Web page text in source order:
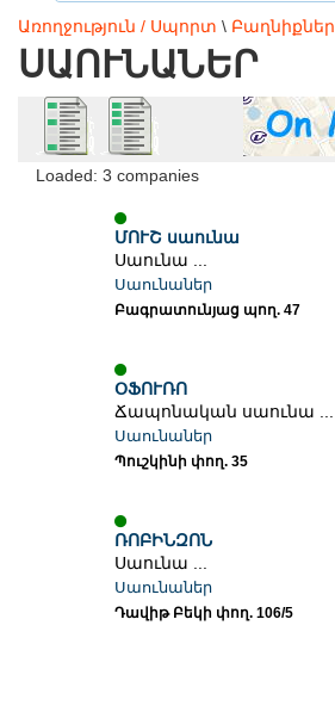
Առողջություն / Սպորտ \ Բաղնիքներ
ՍԱՈՒՆԱՆԵՐ
Loaded: 3 companies
ՄՈՒՇ սաունա
Սաունա ...
Սաունաներ
Բագրատունյաց պող. 47
ՕՖՈՒՌՈ
Ճապոնական սաունա ...
Սաունաներ
Պուշկինի փող. 35
ՌՈԲԻՆԶՈՆ
Սաունա ...
Սաունաներ
Դավիթ Բեկի փող. 106/5